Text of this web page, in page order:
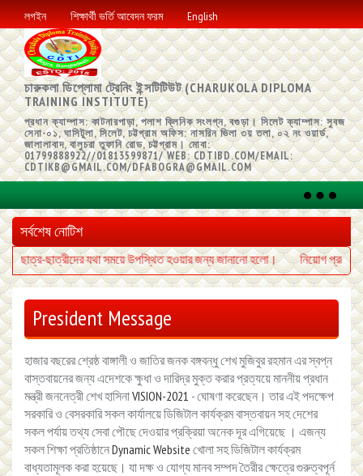
লগইন শিক্ষার্থী ভর্তি আবেদন ফরম English
চারুকলা ডিপ্লোমা ট্রেনিং ইন্সটিটিউট (CHARUKOLA DIPLOMA
TRAINING INSTITUTE)
প্রধান ক্যাম্পাস: কাটনারপাড়া, পলাশ ক্লিনিক সংলগ্ন, বগুড়া। সিলেট ক্যাম্পাস: সুবজ
সেনা-০১, ঘাসিটুলা, সিলেট, চট্টগ্রাম অফিস: নাসরিন ভিলা ৩য় তলা, ০২ নং ওয়ার্ড,
জালালাবাদ, বালুচরা তুফানি রোড, চট্টগ্রাম। মোবা:
01799888922//01813599871/ WEB: CDTIBD.COM/EMAIL:
CDTIKB@GMAIL.COM/DFABOGRA@GMAIL.COM
Toggle
সর্বশেষ নোটিশ
ছাত্র-ছাত্রীদের যথা সময়ে উপস্থিত হওয়ার জন্য জানানো হলো। নিয়োগ
President Message
হাজার বছরের শ্রেষ্ঠ বাঙ্গালী ও জাতির জনক বঙ্গবন্ধু শেখ মুজিবুর রহমান এর স্বপ্ন
বাস্তবায়নের জন্য এদেশকে ক্ষুধা ও দারিদ্র মুক্ত করার প্রত্যয়ে মাননীয় প্রধান
মন্ত্রী জননেত্রী শেখ হাসিনাVISION-2021 - ঘোষণা করেছেন। তার এই পদক্ষেপ
সরকারি ও বেসরকারি সকল কার্যালয়ে ডিজিটাল কার্যক্রম বাস্তবায়ন সহ দেশের
সকল পর্যায় তথ্য সেবা পৌছে দেওয়ার প্রক্রিয়া অনেক দূর এগিয়েছে । এজন্য
সকল শিক্ষা প্রতিষ্ঠানেDynamic Website খোলা সহ ডিজিটাল কার্যক্রম
বাধ্যতামূলক করা হয়েছে। যা দক্ষ ও যোগ্য মানব সম্পদ তৈরীর ক্ষেত্রে গুরুত্বপূর্ন